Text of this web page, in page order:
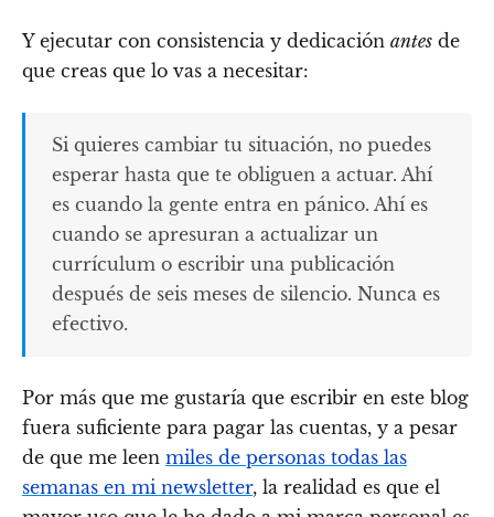
Y ejecutar con consistencia y dedicación antes de
que creas que lo vas a necesitar:
Si quieres cambiar tu situación, no puedes
esperar hasta que te obliguen a actuar. Ahí
es cuando la gente entra en pánico. Ahí es
cuando se apresuran a actualizar un
currículum o escribir una publicación
después de seis meses de silencio. Nunca es
efectivo.
Por más que me gustaría que escribir en este blog
fuera suficiente para pagar las cuentas, y a pesar
de que me leen miles de personas todas las
semanas en mi newsletter, la realidad es que el